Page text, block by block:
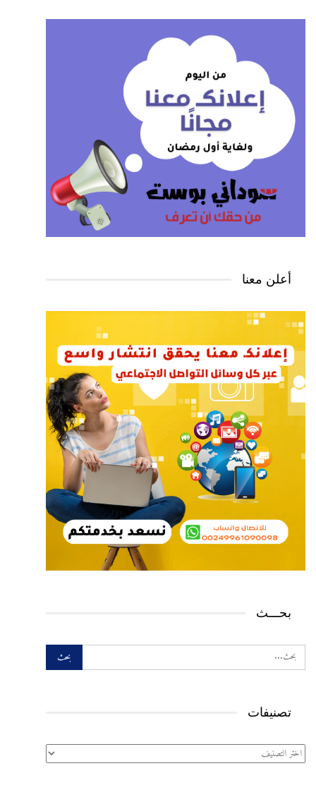
أعلن معنا
بحـــث
تصنيفات
تصنيفات